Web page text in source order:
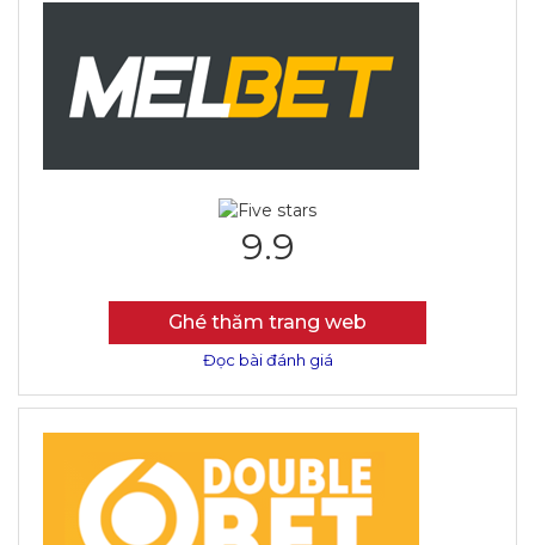
9.9
Ghé thăm trang web
Đọc bài đánh giá